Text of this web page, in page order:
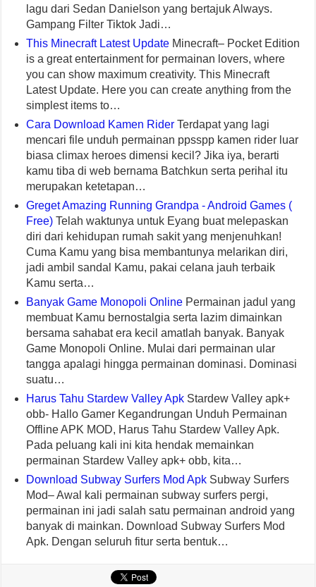
lagu dari Sedan Danielson yang bertajuk Always.
Gampang Filter Tiktok Jadi…
This Minecraft Latest Update Minecraft– Pocket Edition
is a great entertainment for permainan lovers, where
you can show maximum creativity. This Minecraft
Latest Update. Here you can create anything from the
simplest items to…
Cara Download Kamen Rider Terdapat yang lagi
mencari file unduh permainan ppsspp kamen rider luar
biasa climax heroes dimensi kecil? Jika iya, berarti
kamu tiba di web bernama Batchkun serta perihal itu
merupakan ketetapan…
Greget Amazing Running Grandpa - Android Games (
Free) Telah waktunya untuk Eyang buat melepaskan
diri dari kehidupan rumah sakit yang menjenuhkan!
Cuma Kamu yang bisa membantunya melarikan diri,
jadi ambil sandal Kamu, pakai celana jauh terbaik
Kamu serta…
Banyak Game Monopoli Online Permainan jadul yang
membuat Kamu bernostalgia serta lazim dimainkan
bersama sahabat era kecil amatlah banyak. Banyak
Game Monopoli Online. Mulai dari permainan ular
tangga apalagi hingga permainan dominasi. Dominasi
suatu…
Harus Tahu Stardew Valley Apk Stardew Valley apk+
obb- Hallo Gamer Kegandrungan Unduh Permainan
Offline APK MOD, Harus Tahu Stardew Valley Apk.
Pada peluang kali ini kita hendak memainkan
permainan Stardew Valley apk+ obb, kita…
Download Subway Surfers Mod Apk Subway Surfers
Mod– Awal kali permainan subway surfers pergi,
permainan ini jadi salah satu permainan android yang
banyak di mainkan. Download Subway Surfers Mod
Apk. Dengan seluruh fitur serta bentuk…